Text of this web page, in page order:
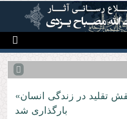
Skip to main content
تقلید در زندگی انسان»
بارگذاری شد